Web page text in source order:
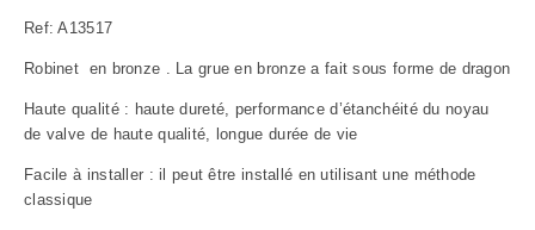
Ref: A13517
Robinet en bronze . La grue en bronze a fait sous forme de dragon
Haute qualité : haute dureté, performance d’étanchéité du noyau
de valve de haute qualité, longue durée de vie
Facile à installer : il peut être installé en utilisant une méthode
classique